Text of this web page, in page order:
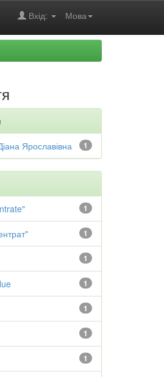
Мова
Вхід:
1
Ярославівна
1
1
1
1
1
1
1